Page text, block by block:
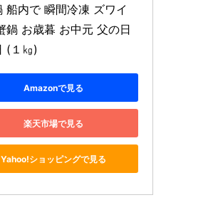
船内で 瞬間冷凍 ズワイ
鍋 お歳暮 お中元 父の日
(１㎏)
Amazonで見る
楽天市場で見る
Yahoo!ショッピングで見る